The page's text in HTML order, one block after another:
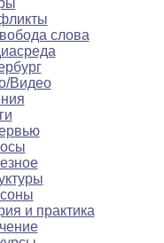
слова
Видео
и практика